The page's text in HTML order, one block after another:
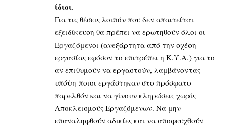
ίδιοι.
Για τις θέσεις λοιπόν που δεν απαιτείται
εξειδίκευση θα πρέπει να ερωτηθούν όλοι οι
Εργαζόμενοι (ανεξάρτητα από την σχέση
εργασίας εφόσον το επιτρέπει η Κ.Υ.Α.) για το
αν επιθυμούν να εργαστούν, λαμβάνοντας
υπόψη ποιοι εργάστηκαν στο πρόσφατο
παρελθόν και να γίνουν κληρώσεις χωρίς
Αποκλεισμούς Εργαζόμενων. Να μην
επαναληφθούν αδικίες και να αποφευχθούν